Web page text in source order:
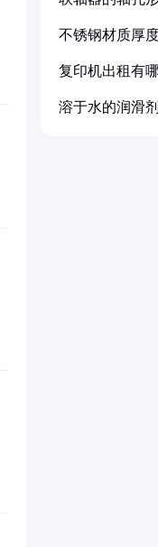
不锈钢材质厚
复印机出租有
溶于水的润滑